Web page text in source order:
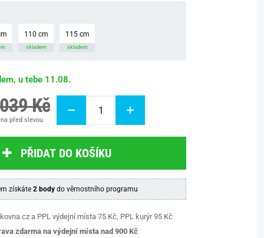
110 cm
skladem
115 cm
skladem
u tebe 11.08.
Kč
před slevou
PŘIDAT DO KOŠÍKU
získáte 2 bodydo věrnostního programu
a PPL výdejní místa 75 Kč, PPL kurýr 95 Kč
zdarma na výdejní místa nad 900 Kč